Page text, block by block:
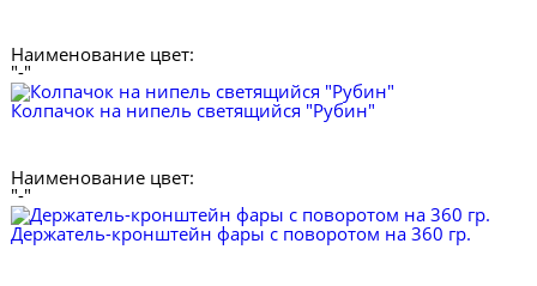
Наименование цвет:
"-"
Колпачок на нипель светящийся "Рубин"
Наименование цвет:
"-"
Держатель-кронштейн фары с поворотом на 360 гр.